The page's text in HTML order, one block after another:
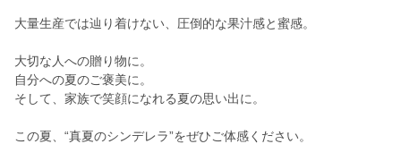
大量生産では辿り着けない、圧倒的な果汁感と蜜感。
大切な人への贈り物に。
自分への夏のご褒美に。
そして、家族で笑顔になれる夏の思い出に。
この夏、“真夏のシンデレラ”をぜひご体感ください。